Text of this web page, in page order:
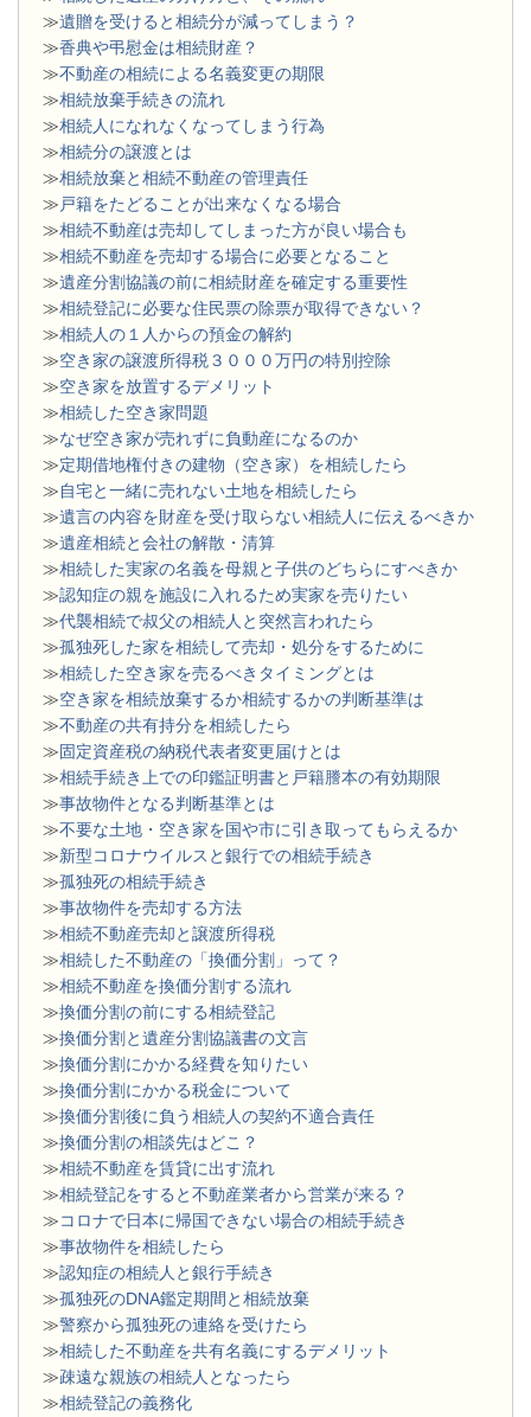
≫遺贈を受けると相続分が減ってしまう？
≫香典や弔慰金は相続財産？
≫不動産の相続による名義変更の期限
≫相続放棄手続きの流れ
≫相続人になれなくなってしまう行為
≫相続分の譲渡とは
​≫相続放棄と相続不動産の管理責任
≫ 戸籍をたどることが出来なくなる場合
≫相続不動産は売却してしまった方が良い場合も
≫相続不動産を売却する場合に必要となること
≫遺産分割協議の前に相続財産を確定する重要性
≫相続登記に必要な住民票の除票が取得できない？
≫相続人の１人からの預金の解約
≫空き家の譲渡所得税３０００万円の特別控除
≫空き家を放置するデメリット
≫相続した空き家問題
​≫なぜ空き家が売れずに負動産になるのか
≫定期借地権付きの建物（空き家）を相続したら
≫自宅と一緒に売れない土地を相続したら
≫遺言の内容を財産を受け取らない相続人に伝えるべきか
≫遺産相続と会社の解散・清算
≫相続した実家の名義を母親と子供のどちらにすべきか
≫認知症の親を施設に入れるため実家を売りたい
≫代襲相続で叔父の相続人と突然言われたら
≫孤独死した家を相続して売却・処分をするために
≫相続した空き家を売るべきタイミングとは
≫空き家を相続放棄するか相続するかの判断基準は
≫不動産の共有持分を相続したら
≫固定資産税の納税代表者変更届けとは
≫相続手続き上での印鑑証明書と戸籍謄本の有効期限
≫事故物件となる判断基準とは
≫不要な土地・空き家を国や市に引き取ってもらえるか
≫新型コロナウイルスと銀行での相続手続き
≫孤独死の相続手続き
≫事故物件を売却する方法
≫相続不動産売却と譲渡所得税
≫相続した不動産の「換価分割」って？
≫相続不動産を換価分割する流れ
≫換価分割の前にする相続登記
≫換価分割と遺産分割協議書の文言
≫換価分割にかかる経費を知りたい
≫換価分割にかかる税金について
≫換価分割後に負う相続人の契約不適合責任
≫換価分割の相談先はどこ？
≫相続不動産を賃貸に出す流れ
≫相続登記をすると不動産業者から営業が来る？
≫コロナで日本に帰国できない場合の相続手続き
≫事故物件を相続したら
≫認知症の相続人と銀行手続き
≫孤独死のDNA鑑定期間と相続放棄
≫警察から孤独死の連絡を受けたら
≫相続した不動産を共有名義にするデメリット
≫疎遠な親族の相続人となったら
≫相続登記の義務化